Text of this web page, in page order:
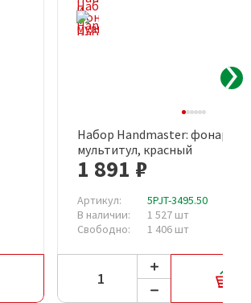
Быстрый просмотр
Набор Handmaster: фонарик и
мультитул, красный
1 891 ₽
Артикул:
5PJT-3495.50
В наличии:
1 527 шт
Свободно:
1 406 шт